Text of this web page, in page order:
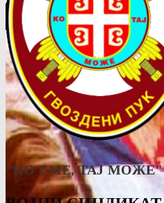
"КО СМЕ, ТАJ МОЖЕ"